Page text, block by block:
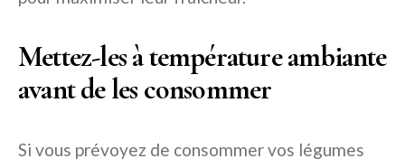
Mettez-les à température ambiante
avant de les consommer
Si vous prévoyez de consommer vos légumes